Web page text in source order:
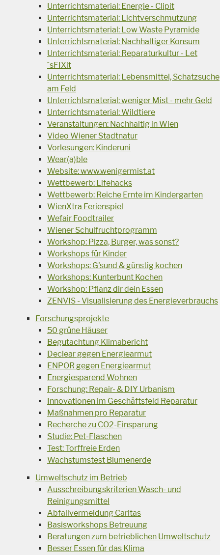
Unterrichtsmaterial: Energie - Clipit
Unterrichtsmaterial: Lichtverschmutzung
Unterrichtsmaterial: Low Waste Pyramide
Unterrichtsmaterial: Nachhaltiger Konsum
Unterrichtsmaterial: Reparaturkultur - Let
´sFIXit
Unterrichtsmaterial: Lebensmittel, Schatzsuche
am Feld
Unterrichtsmaterial: weniger Mist - mehr Geld
Unterrichtsmaterial: Wildtiere
Veranstaltungen: Nachhaltig in Wien
Video Wiener Stadtnatur
Vorlesungen: Kinderuni
Wear(a)ble
Website: www.wenigermist.at
Wettbewerb: Lifehacks
Wettbewerb: Reiche Ernte im Kindergarten
WienXtra Ferienspiel
Wefair Foodtrailer
Wiener Schulfruchtprogramm
Workshop: Pizza, Burger, was sonst?
Workshops für Kinder
Workshops: G'sund & günstig kochen
Workshops: Kunterbunt Kochen
Workshop: Pflanz dir dein Essen
ZENVIS - Visualisierung des Energieverbrauchs
Forschungsprojekte
50 grüne Häuser
Begutachtung Klimabericht
Declear gegen Energiearmut
ENPOR gegen Energiearmut
Energiesparend Wohnen
Forschung: Repair- & DIY Urbanism
Innovationen im Geschäftsfeld Reparatur
Maßnahmen pro Reparatur
Recherche zu CO2-Einsparung
Studie: Pet-Flaschen
Test: Torffreie Erden
Wachstumstest Blumenerde
Umweltschutz im Betrieb
Ausschreibungskriterien Wasch- und
Reinigungsmittel
Abfallvermeidung Caritas
Basisworkshops Betreuung
Beratungen zum betrieblichen Umweltschutz
Besser Essen für das Klima